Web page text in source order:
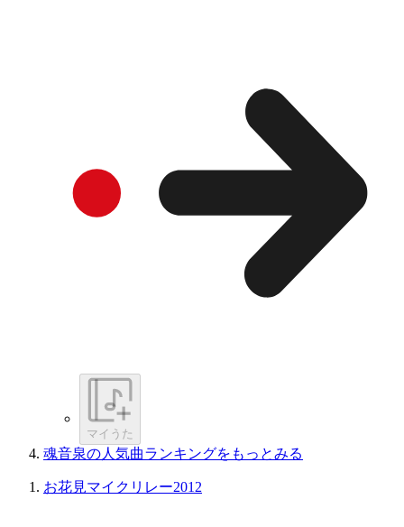
マイうた
魂音泉の人気曲ランキングをもっとみる
お花見マイクリレー2012